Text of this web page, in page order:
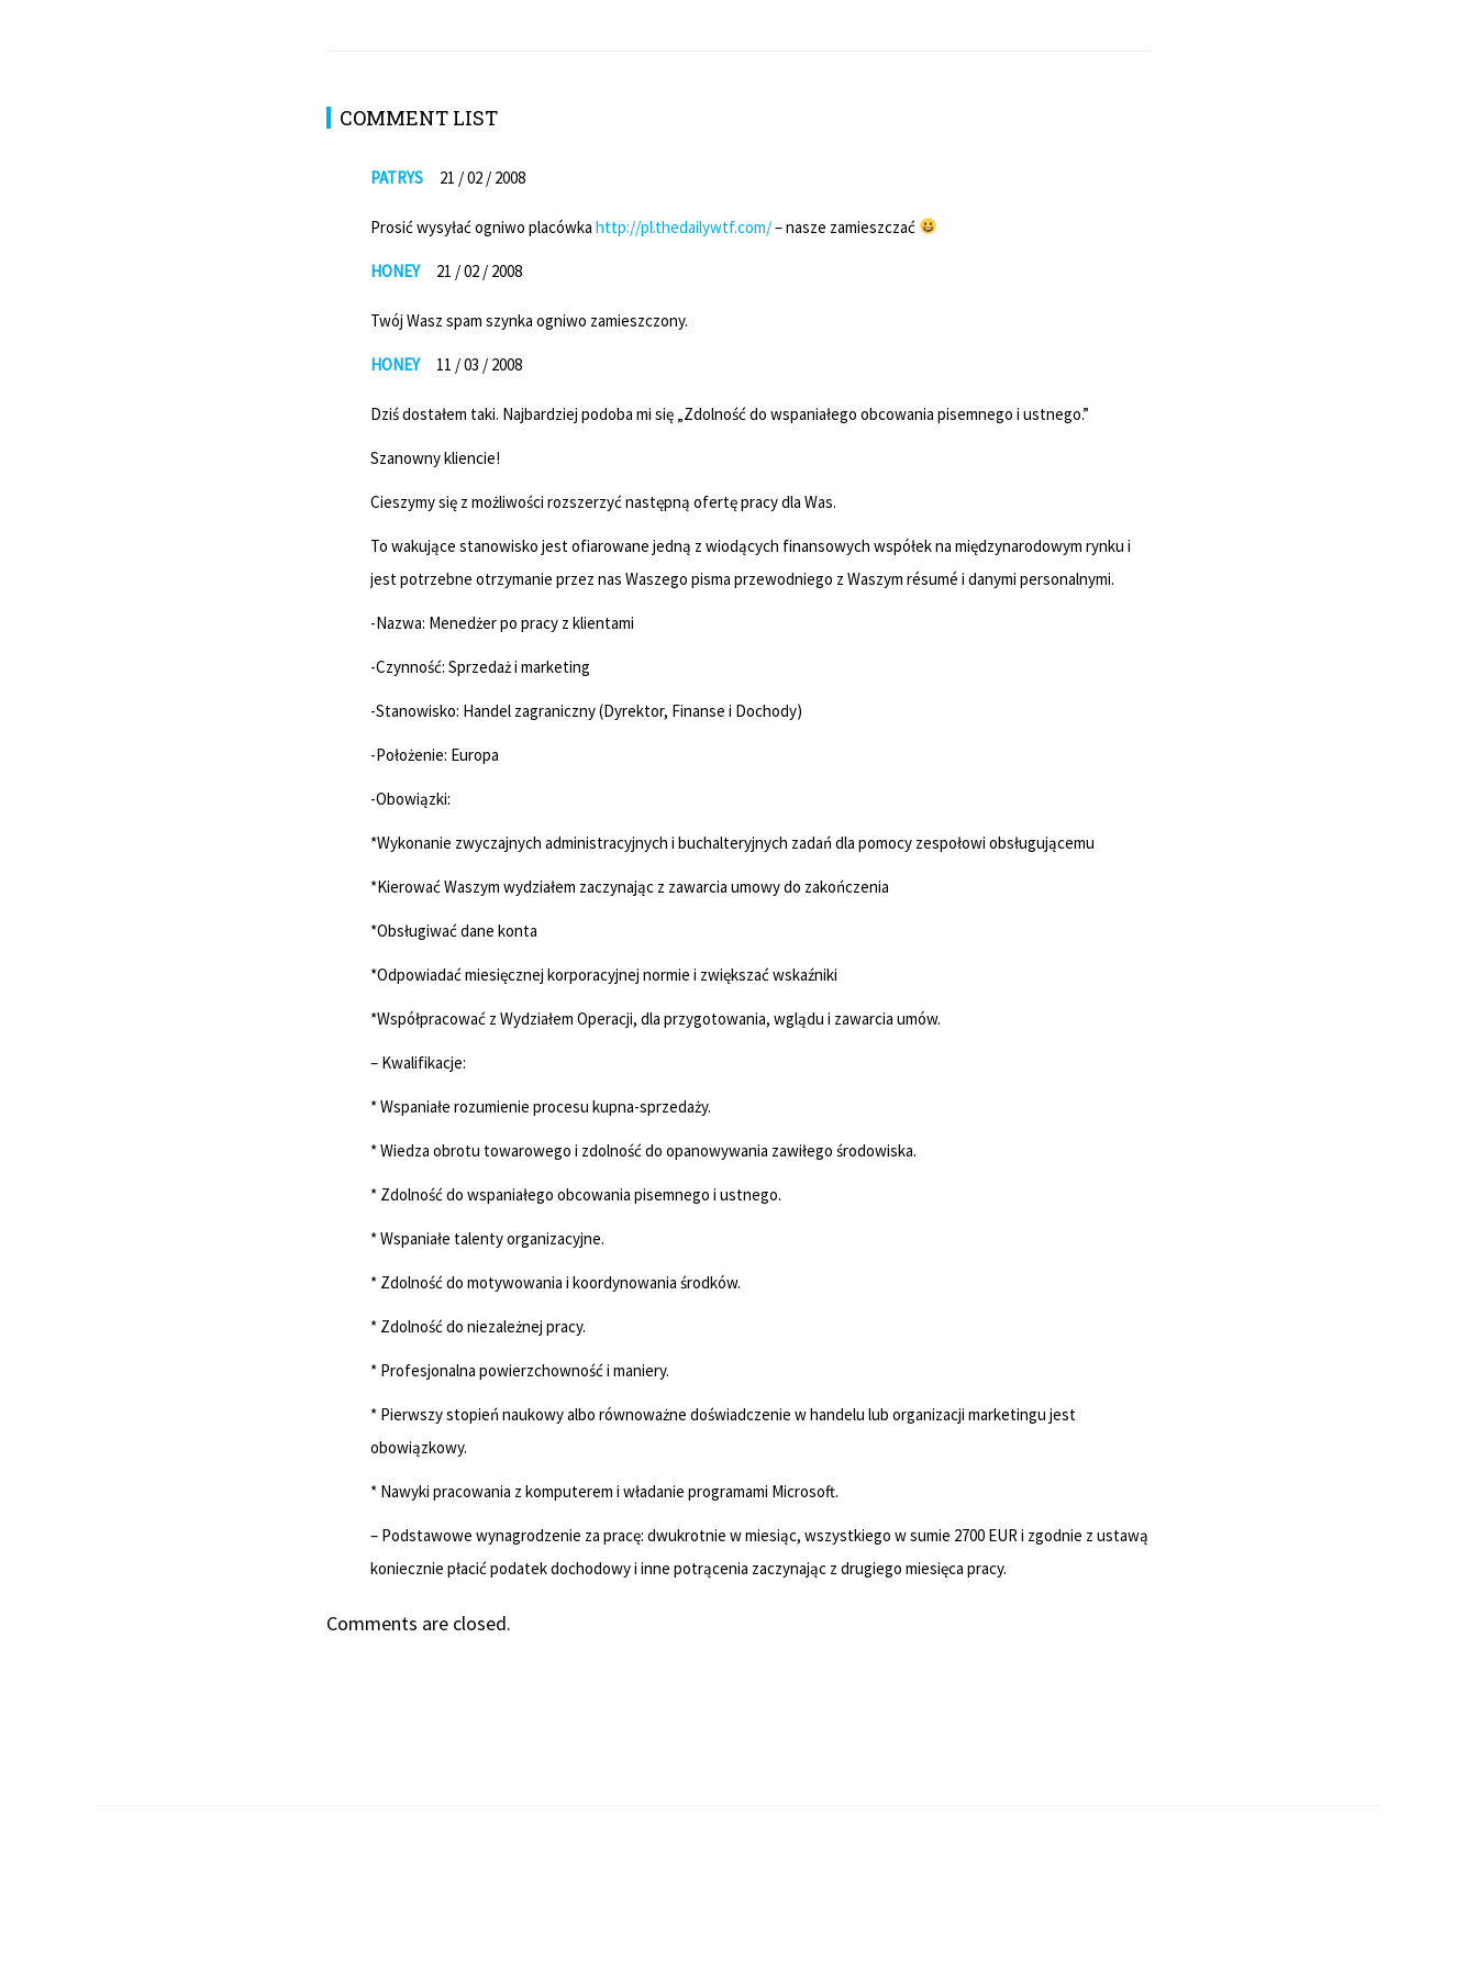
COMMENT LIST
PATRYS 21 / 02 / 2008
Prosić wysyłać ogniwo placówka http://pl.thedailywtf.com/– nasze zamieszczać
HONEY 21 / 02 / 2008
Twój Wasz spam szynka ogniwo zamieszczony.
HONEY 11 / 03 / 2008
Dziś dostałem taki. Najbardziej podoba mi się „Zdolność do wspaniałego obcowania pisemnego i ustnego.”
Szanowny kliencie!
Cieszymy się z możliwości rozszerzyć następną ofertę pracy dla Was.
To wakujące stanowisko jest ofiarowane jedną z wiodących finansowych współek na międzynarodowym rynku i
jest potrzebne otrzymanie przez nas Waszego pisma przewodniego z Waszym résumé i danymi personalnymi.
-Nazwa: Menedżer po pracy z klientami
-Czynność: Sprzedaż i marketing
-Stanowisko: Handel zagraniczny (Dyrektor, Finanse i Dochody)
-Położenie: Europa
-Obowiązki:
*Wykonanie zwyczajnych administracyjnych i buchalteryjnych zadań dla pomocy zespołowi obsługującemu
*Kierować Waszym wydziałem zaczynając z zawarcia umowy do zakończenia
*Obsługiwać dane konta
*Odpowiadać miesięcznej korporacyjnej normie i zwiększać wskaźniki
*Współpracować z Wydziałem Operacji, dla przygotowania, wglądu i zawarcia umów.
– Kwalifikacje:
* Wspaniałe rozumienie procesu kupna-sprzedaży.
* Wiedza obrotu towarowego i zdolność do opanowywania zawiłego środowiska.
* Zdolność do wspaniałego obcowania pisemnego i ustnego.
* Wspaniałe talenty organizacyjne.
* Zdolność do motywowania i koordynowania środków.
* Zdolność do niezależnej pracy.
* Profesjonalna powierzchowność i maniery.
* Pierwszy stopień naukowy albo równoważne doświadczenie w handelu lub organizacji marketingu jest
obowiązkowy.
* Nawyki pracowania z komputerem i władanie programami Microsoft.
– Podstawowe wynagrodzenie za pracę: dwukrotnie w miesiąc, wszystkiego w sumie 2700 EUR i zgodnie z ustawą
koniecznie płacić podatek dochodowy i inne potrącenia zaczynając z drugiego miesięca pracy.
Comments are closed.